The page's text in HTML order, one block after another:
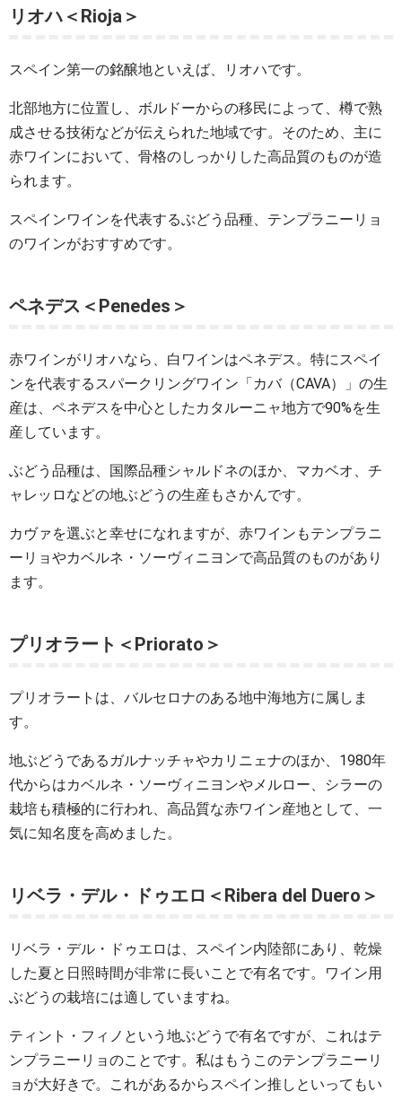
リオハ＜Rioja＞
スペイン第一の銘醸地といえば、リオハです。
北部地方に位置し、ボルドーからの移民によって、樽で熟
成させる技術などが伝えられた地域です。そのため、主に
赤ワインにおいて、骨格のしっかりした高品質のものが造
られます。
スペインワインを代表するぶどう品種、テンプラニーリョ
のワインがおすすめです。
ペネデス＜Penedes＞
赤ワインがリオハなら、白ワインはペネデス。特にスペイ
ンを代表するスパークリングワイン「カバ（CAVA）」の生
産は、ペネデスを中心としたカタルーニャ地方で90%を生
産しています。
ぶどう品種は、国際品種シャルドネのほか、マカベオ、チ
ャレッロなどの地ぶどうの生産もさかんです。
カヴァを選ぶと幸せになれますが、赤ワインもテンプラニ
ーリョやカベルネ・ソーヴィニヨンで高品質のものがあり
ます。
プリオラート＜Priorato＞
プリオラートは、バルセロナのある地中海地方に属しま
す。
地ぶどうであるガルナッチャやカリニェナのほか、1980年
代からはカベルネ・ソーヴィニヨンやメルロー、シラーの
栽培も積極的に行われ、高品質な赤ワイン産地として、一
気に知名度を高めました。
リベラ・デル・ドゥエロ＜Ribera del Duero＞
リベラ・デル・ドゥエロは、スペイン内陸部にあり、乾燥
した夏と日照時間が非常に長いことで有名です。ワイン用
ぶどうの栽培には適していますね。
ティント・フィノという地ぶどうで有名ですが、これはテ
ンプラニーリョのことです。私はもうこのテンプラニーリ
ョが大好きで。これがあるからスペイン推しといってもい